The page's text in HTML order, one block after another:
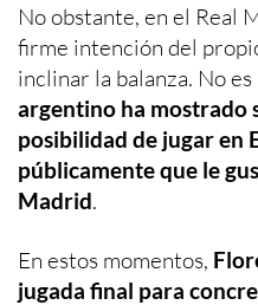
No obstante, en el Real
firme intención del
inclinar la balanza. No
argentino ha mostrado
posibilidad de jugar en
públicamente que le
Madrid.
En estos momentos,
jugada final para